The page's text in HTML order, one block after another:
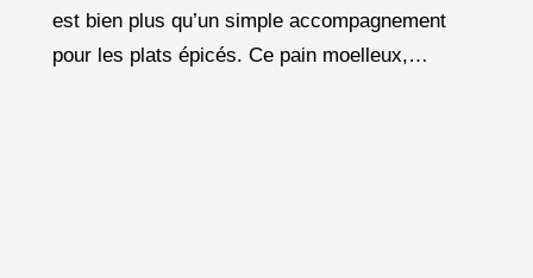
est bien plus qu’un simple accompagnement
pour les plats épicés. Ce pain moelleux,